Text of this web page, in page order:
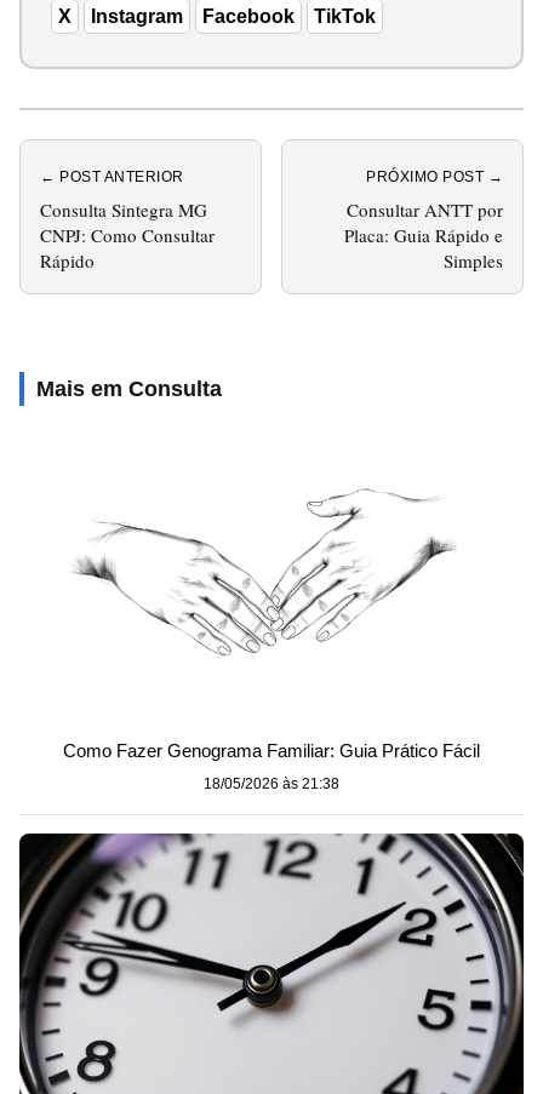
X Instagram Facebook TikTok
← POST ANTERIOR
Consulta Sintegra MG
CNPJ: Como Consultar
Rápido
PRÓXIMO POST →
Consultar ANTT por
Placa: Guia Rápido e
Simples
Mais em Consulta
Como Fazer Genograma Familiar: Guia Prático Fácil
18/05/2026 às 21:38